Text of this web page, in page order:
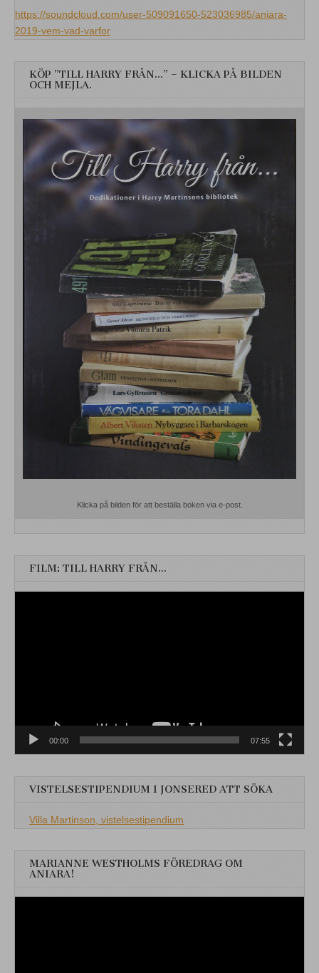
https://soundcloud.com/user-509091650-523036985/aniara-
2019-vem-vad-varfor
KÖP ”TILL HARRY FRÅN…” – KLICKA PÅ BILDEN
OCH MEJLA.
Klicka på bilden för att beställa boken via e-post.
FILM: TILL HARRY FRÅN…
00:00 07:55
VISTELSESTIPENDIUM I JONSERED ATT SÖKA
Villa Martinson, vistelsestipendium
MARIANNE WESTHOLMS FÖREDRAG OM
ANIARA!